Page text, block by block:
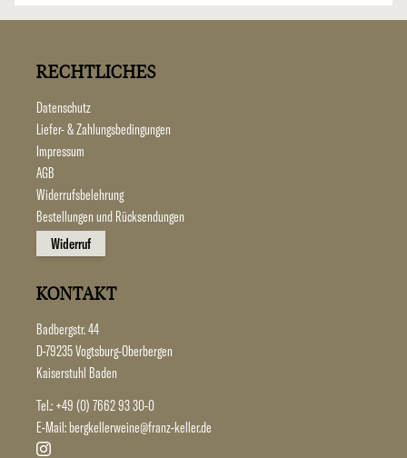
RECHTLICHES
Datenschutz
Liefer- & Zahlungsbedingungen
Impressum
AGB
Widerrufsbelehrung
Bestellungen und Rücksendungen
Widerruf
KONTAKT
Badbergstr. 44
D-79235 Vogtsburg-Oberbergen
Kaiserstuhl Baden
Tel.: +49 (0) 7662 93 30-0
E-Mail:bergkellerweine@franz-keller.de